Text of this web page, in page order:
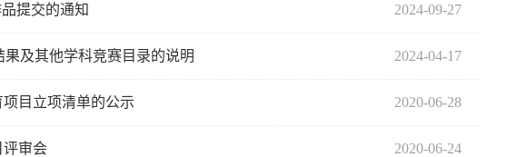
提交的通知 2024-09-27
及其他学科竞赛目录的说明 2024-04-17
目立项清单的公示 2020-06-28
评审会 2020-06-24